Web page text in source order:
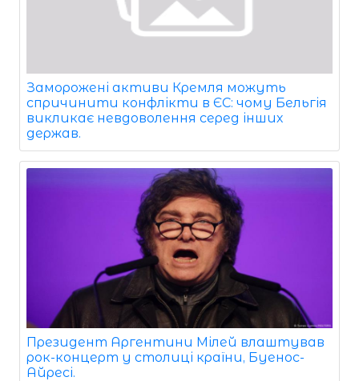
Заморожені активи Кремля можуть
спричинити конфлікти в ЄС: чому Бельгія
викликає невдоволення серед інших
держав.
Президент Аргентини Мілей влаштував
рок-концерт у столиці країни, Буенос-
Айресі.